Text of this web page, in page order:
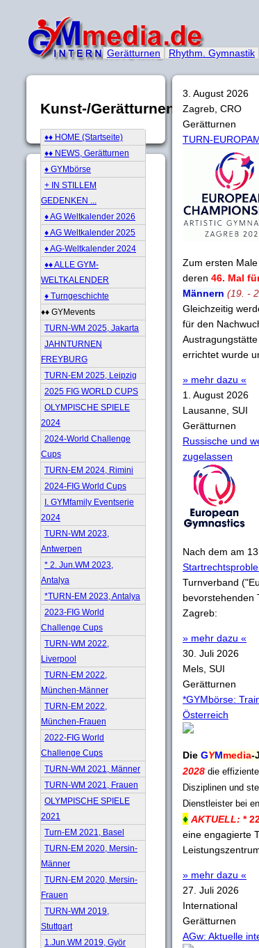
Gerätturnen Rhythm. Gymnastik
Kunst-/Gerätturnen
♦♦ HOME (Startseite)
♦♦ NEWS, Gerätturnen
♦ GYMbörse
+ IN STILLEM
GEDENKEN ...
♦ AG Weltkalender 2026
♦ AG Weltkalender 2025
♦ AG-Weltkalender 2024
♦♦ ALLE GYM-
WELTKALENDER
♦ Turngeschichte
♦♦ GYMevents
TURN-WM 2025, Jakarta
JAHNTURNEN
FREYBURG
TURN-EM 2025, Leipzig
2025 FIG WORLD CUPS
OLYMPISCHE SPIELE
2024
2024-World Challenge
Cups
TURN-EM 2024, Rimini
2024-FIG World Cups
I. GYMfamily Eventserie
2024
TURN-WM 2023,
Antwerpen
* 2. Jun.WM 2023,
Antalya
*TURN-EM 2023, Antalya
2023-FIG World
Challenge Cups
TURN-WM 2022,
Liverpool
TURN-EM 2022,
München-Männer
TURN-EM 2022,
München-Frauen
2022-FIG World
Challenge Cups
TURN-WM 2021, Männer
TURN-WM 2021, Frauen
OLYMPISCHE SPIELE
2021
Turn-EM 2021, Basel
TURN-EM 2020, Mersin-
Männer
TURN-EM 2020, Mersin-
Frauen
TURN-WM 2019,
Stuttgart
1.Jun.WM 2019, Györ
3. August 2026
Zagreb, CRO
Gerätturnen
TURN-
Zum ersten
deren 46. Mal
Männern (19. -
Gleichzeitig
für den
errichtet wurde
» mehr dazu «
1. August 2026
Lausanne, SUI
Gerätturnen
Russische und
zugelassen
Nach dem am
Turnverband
bevorstehenden
Zagreb:
» mehr dazu «
30. Juli 2026
Mels, SUI
Gerätturnen
*GYMbörse:
Österreich
Die GYMmedia-
2028 die
Disziplinen und
Dienstleister bei
♦ AKTUELL: *
eine engagierte
» mehr dazu «
27. Juli 2026
International
Gerätturnen
AGw: Aktuelle